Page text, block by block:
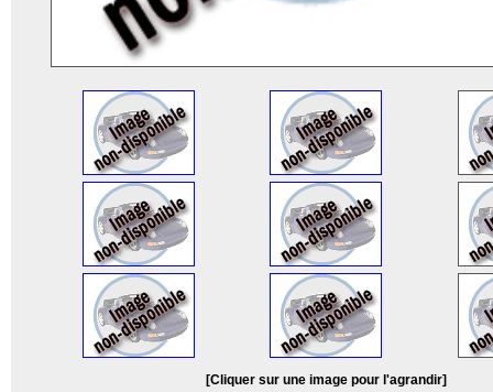
[Cliquer sur une image pour l'agrandir]